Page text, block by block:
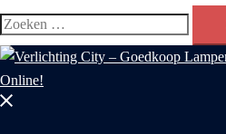
Zoeken
naar:
Menu